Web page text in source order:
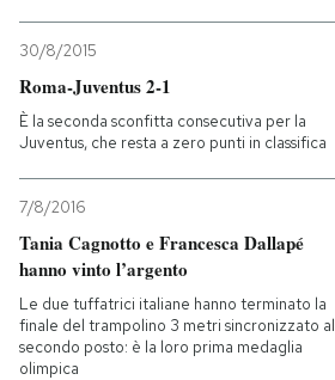
Entra
30/8/2015
Roma-Juventus 2-1
È la seconda sconfitta consecutiva per la
Juventus, che resta a zero punti in classifica
7/8/2016
Tania Cagnotto e Francesca Dallapé
hanno vinto l’argento
Le due tuffatrici italiane hanno terminato la
finale del trampolino 3 metri sincronizzato al
secondo posto: è la loro prima medaglia
olimpica